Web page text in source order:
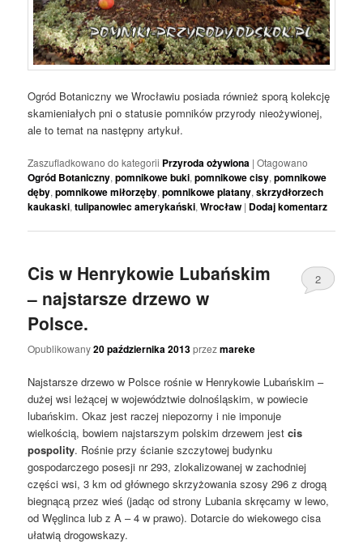
Ogród Botaniczny we Wrocławiu posiada również sporą kolekcję
skamieniałych pni o statusie pomników przyrody nieożywionej,
ale to temat na następny artykuł.
Zaszufladkowano do kategorii Przyroda ożywiona |Otagowano
Ogród Botaniczny,pomnikowe buki,pomnikowe cisy,pomnikowe
dęby,pomnikowe miłorzęby,pomnikowe platany,skrzydłorzech
kaukaski,tulipanowiec amerykański,Wrocław | Dodaj komentarz
Cis w Henrykowie Lubańskim
– najstarsze drzewo w
Polsce.
Opublikowany20 października 2013przezmareke
2
Najstarsze drzewo w Polsce rośnie w Henrykowie Lubańskim –
dużej wsi leżącej w województwie dolnośląskim, w powiecie
lubańskim. Okaz jest raczej niepozorny i nie imponuje
wielkością, bowiem najstarszym polskim drzewem jestcis
pospolity. Rośnie przy ścianie szczytowej budynku
gospodarczego posesji nr 293, zlokalizowanej w zachodniej
części wsi, 3 km od głównego skrzyżowania szosy 296 z drogą
biegnącą przez wieś (jadąc od strony Lubania skręcamy w lewo,
od Węglinca lub z A – 4 w prawo). Dotarcie do wiekowego cisa
ułatwią drogowskazy.